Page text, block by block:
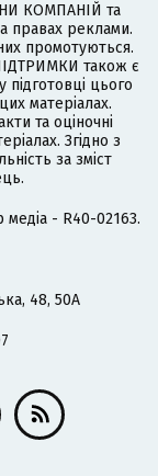
КОМПАНІЙ та
правах реклами.
промотуються.
також є
цього
матеріалах.
та оціночні
Згідно з
за зміст
медіа - R40-02163.
48, 50А